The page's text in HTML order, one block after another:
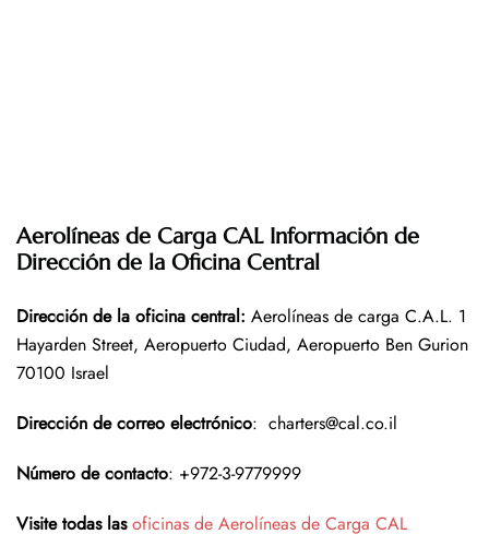
Aerolíneas de Carga CAL Información de
Dirección de la Oficina Central
Dirección de la oficina central: Aerolíneas de carga C.A.L. 1
Hayarden Street, Aeropuerto Ciudad, Aeropuerto Ben Gurion
70100 Israel
Dirección de correo electrónico: charters@cal.co.il
Número de contacto: +972-3-9779999
Visite todas las oficinas de Aerolíneas de Carga CAL